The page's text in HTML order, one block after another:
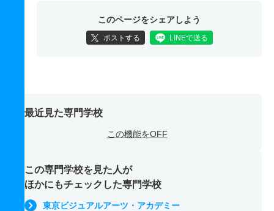
このページをシェアしよう
ポストする LINEで送る
最近見た専門学校
この機能をOFF
この専門学校を見た人が
ほかにもチェックした専門学校
東京ビジュアルアーツ・アカデミー